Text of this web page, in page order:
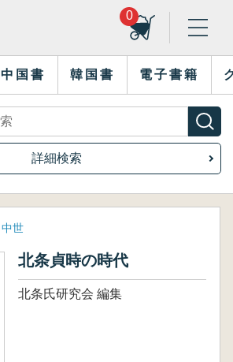
0
中国書 韓国書 電子書籍
詳細検索
中世
北条貞時の時代
北条氏研究会 編集